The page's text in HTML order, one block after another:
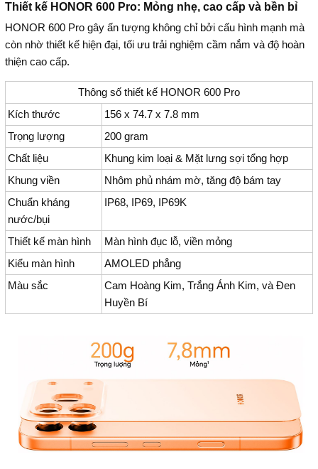
Thiết kế HONOR 600 Pro: Mỏng nhẹ, cao cấp và bền bỉ
HONOR 600 Pro gây ấn tượng không chỉ bởi cấu hình mạnh mà
còn nhờ thiết kế hiện đại, tối ưu trải nghiệm cầm nắm và độ hoàn
thiện cao cấp.
Thông số thiết kế HONOR 600 Pro
Kích thước
156 x 74.7 x 7.8 mm
Trọng lượng
200 gram
Chất liệu
Khung kim loại & Mặt lưng sợi tổng hợp
Khung viền
Nhôm phủ nhám mờ, tăng độ bám tay
Chuẩn kháng
nước/bụi
IP68, IP69, IP69K
Thiết kế màn hình
Màn hình đục lỗ, viền mỏng
Kiểu màn hình
AMOLED phẳng
Màu sắc
Cam Hoàng Kim, Trắng Ánh Kim, và Đen
Huyền Bí